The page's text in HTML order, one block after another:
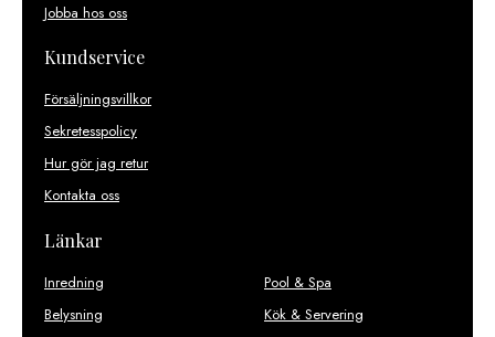
Jobba hos oss
Kundservice
Försäljningsvillkor
Sekretesspolicy
Hur gör jag retur
Kontakta oss
Länkar
Inredning
Belysning
Pool & Spa
Kök & Servering